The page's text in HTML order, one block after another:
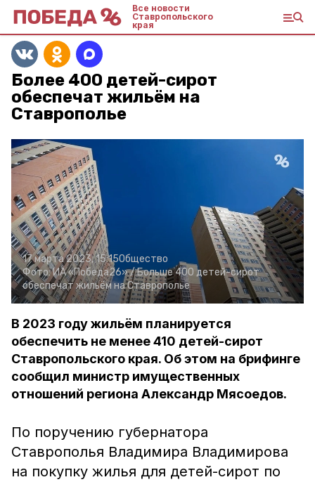
Все новости
Ставропольского
края
Более 400 детей-сирот
обеспечат жильём на
Ставрополье
17 марта 2023, 15:15Общество
Фото:ИА «Победа26» /Больше 400 детей-сирот
обеспечат жильём на Ставрополье
В 2023 году жильём планируется
обеспечить не менее 410 детей-сирот
Ставропольского края. Об этом на брифинге
сообщил министр имущественных
отношений региона Александр Мясоедов.
По поручению губернатора
Ставрополья Владимира Владимирова
на покупку жилья для детей-сирот по